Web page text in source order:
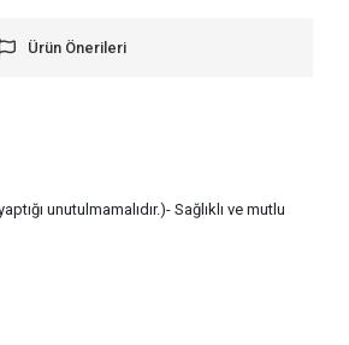
Ürün Önerileri
unutulmamalıdır.)- Sağlıklı ve mutlu